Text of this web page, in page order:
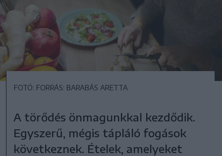
FOTÓ: FORRÁS: BARABÁS ARETTA
A törődés önmagunkkal kezdődik.
Egyszerű, mégis tápláló fogások
következnek. Ételek, amelyeket